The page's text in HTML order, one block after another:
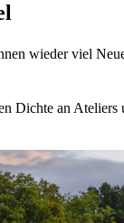
wieder viel
Dichte an